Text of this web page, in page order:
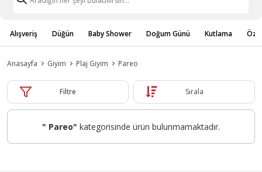
Alışveriş Düğün Baby Shower Doğum Günü Kutlama
Anasayfa Giyim Plaj Giyim Pareo
Filtre Sırala
" Pareo" kategorisinde ürün bulunmamaktadır.